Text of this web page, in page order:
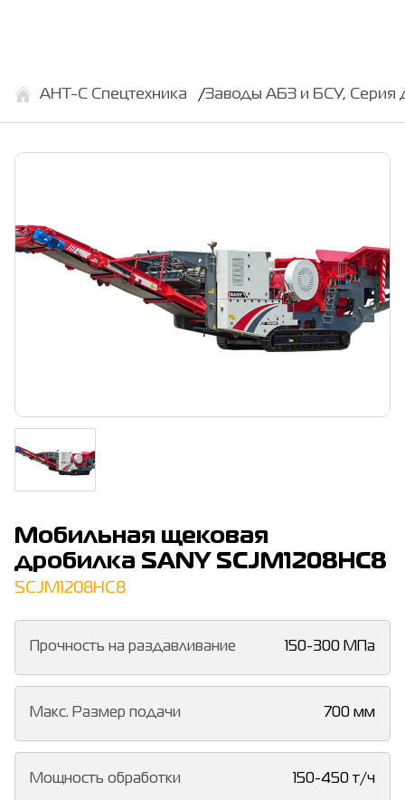
АНТ-С Спецтехника Заводы АБЗ и БСУ, Серия
Мобильная щековая
дробилка SANY SCJM1208HC8
SCJM1208HC8
Прочность на раздавливание 150-300 МПа
Макс. Размер подачи 700 мм
Мощность обработки 150-450 т/ч